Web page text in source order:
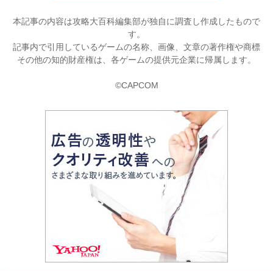
本記事の内容は攻略大百科編集部が独自に調査し作成したもので
す。
記事内で引用しているゲームの名称、画像、文章の著作権や商標
その他の知的財産権は、各ゲームの提供元企業に帰属します。
©CAPCOM